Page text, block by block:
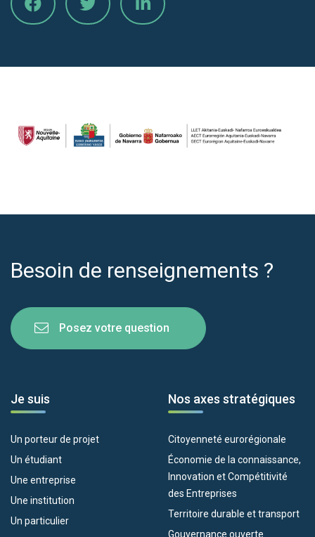
Besoin de renseignements ?
Posez votre question
Je suis
Un porteur de projet
Un étudiant
Une entreprise
Une institution
Un particulier
Nos axes stratégiques
Citoyenneté eurorégionale
Économie de la connaissance,
Innovation et Compétitivité
des Entreprises
Territoire durable et transport
Gouvernance ouverte